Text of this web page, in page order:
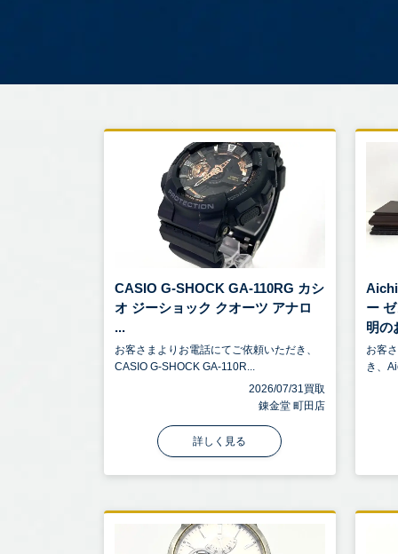
CASIO G-SHOCK GA-110RG カシ
オ ジーショック クオーツ アナロ
...
お客さまよりお電話にてご依頼いただき、
CASIO G-SHOCK GA-110R...
2026/07/31買取
錬金堂 町田店
詳しく見る
ー
明の
お客
き、